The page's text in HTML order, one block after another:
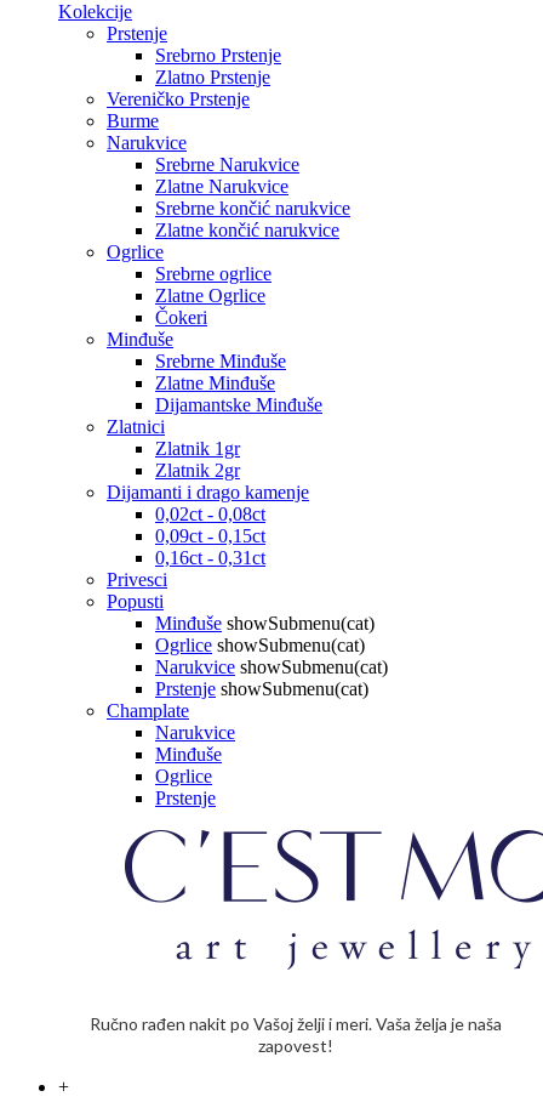
Kolekcije
Prstenje
Srebrno Prstenje
Zlatno Prstenje
Vereničko Prstenje
Burme
Narukvice
Srebrne Narukvice
Zlatne Narukvice
Srebrne končić narukvice
Zlatne končić narukvice
Ogrlice
Srebrne ogrlice
Zlatne Ogrlice
Čokeri
Minđuše
Srebrne Minđuše
Zlatne Minđuše
Dijamantske Minđuše
Zlatnici
Zlatnik 1gr
Zlatnik 2gr
Dijamanti i drago kamenje
0,02ct - 0,08ct
0,09ct - 0,15ct
0,16ct - 0,31ct
Privesci
Popusti
Minđuše showSubmenu(cat)
Ogrlice showSubmenu(cat)
Narukvice showSubmenu(cat)
Prstenje showSubmenu(cat)
Champlate
Narukvice
Minđuše
Ogrlice
Prstenje
Ručno rađen nakit po Vašoj želji i meri. Vaša želja je naša
zapovest!
+